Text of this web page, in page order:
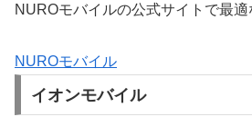
NUROモバイルの公式サイトで最適
NUROモバイル
イオンモバイル